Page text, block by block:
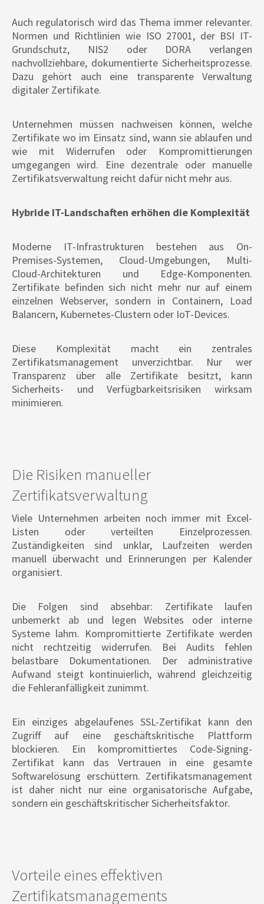
Auch regulatorisch wird das Thema immer relevanter.
Normen und Richtlinien wie ISO 27001, der BSI IT-
Grundschutz, NIS2 oder DORA verlangen
nachvollziehbare, dokumentierte Sicherheitsprozesse.
Dazu gehört auch eine transparente Verwaltung
digitaler Zertifikate.
Unternehmen müssen nachweisen können, welche
Zertifikate wo im Einsatz sind, wann sie ablaufen und
wie mit Widerrufen oder Kompromittierungen
umgegangen wird. Eine dezentrale oder manuelle
Zertifikatsverwaltung reicht dafür nicht mehr aus.
Hybride IT-Landschaften erhöhen die Komplexität
Moderne IT-Infrastrukturen bestehen aus On-
Premises-Systemen, Cloud-Umgebungen, Multi-
Cloud-Architekturen und Edge-Komponenten.
Zertifikate befinden sich nicht mehr nur auf einem
einzelnen Webserver, sondern in Containern, Load
Balancern, Kubernetes-Clustern oder IoT-Devices.
Diese Komplexität macht ein zentrales
Zertifikatsmanagement unverzichtbar. Nur wer
Transparenz über alle Zertifikate besitzt, kann
Sicherheits- und Verfügbarkeitsrisiken wirksam
minimieren.
Die Risiken manueller
Zertifikatsverwaltung
Viele Unternehmen arbeiten noch immer mit Excel-
Listen oder verteilten Einzelprozessen.
Zuständigkeiten sind unklar, Laufzeiten werden
manuell überwacht und Erinnerungen per Kalender
organisiert.
Die Folgen sind absehbar: Zertifikate laufen
unbemerkt ab und legen Websites oder interne
Systeme lahm. Kompromittierte Zertifikate werden
nicht rechtzeitig widerrufen. Bei Audits fehlen
belastbare Dokumentationen. Der administrative
Aufwand steigt kontinuierlich, während gleichzeitig
die Fehleranfälligkeit zunimmt.
Ein einziges abgelaufenes SSL-Zertifikat kann den
Zugriff auf eine geschäftskritische Plattform
blockieren. Ein kompromittiertes Code-Signing-
Zertifikat kann das Vertrauen in eine gesamte
Softwarelösung erschüttern. Zertifikatsmanagement
ist daher nicht nur eine organisatorische Aufgabe,
sondern ein geschäftskritischer Sicherheitsfaktor.
Vorteile eines effektiven
Zertifikatsmanagements